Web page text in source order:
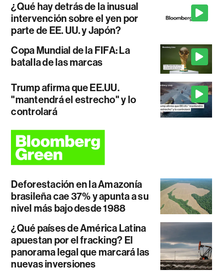
¿Qué hay detrás de la inusual
intervención sobre el yen por
parte de EE. UU. y Japón?
Copa Mundial de la FIFA: La
batalla de las marcas
Trump afirma que EE.UU.
"mantendrá el estrecho" y lo
controlará
Deforestación en la Amazonía
brasileña cae 37% y apunta a su
nivel más bajo desde 1988
¿Qué países de América Latina
apuestan por el fracking? El
panorama legal que marcará las
nuevas inversiones